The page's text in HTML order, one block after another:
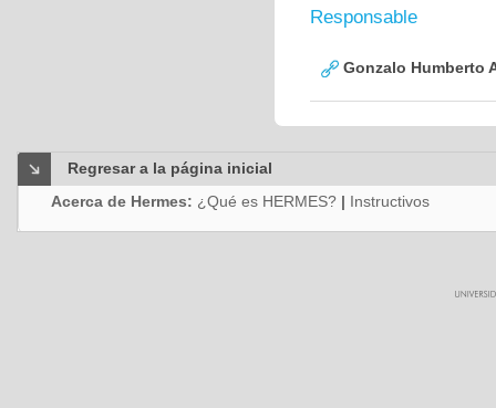
Responsable
Gonzalo Humberto
Regresar a la página inicial
Acerca de Hermes: ¿Qué es HERMES? | Instructivos